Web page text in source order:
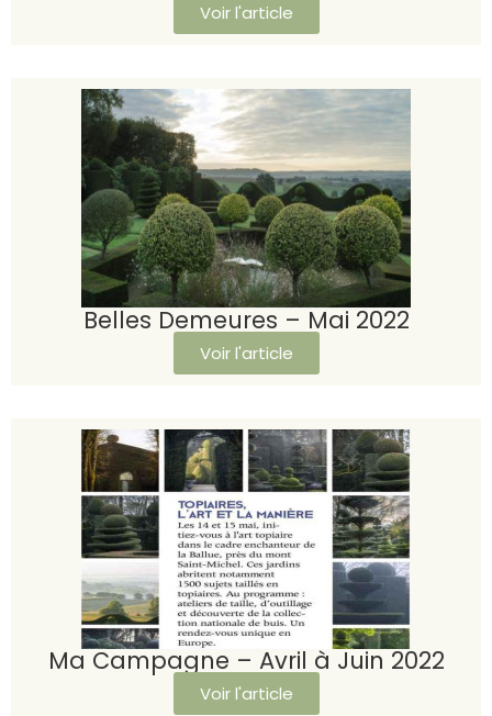
Voir l'article
Belles Demeures – Mai 2022
Voir l'article
Ma Campagne – Avril à Juin 2022
Voir l'article